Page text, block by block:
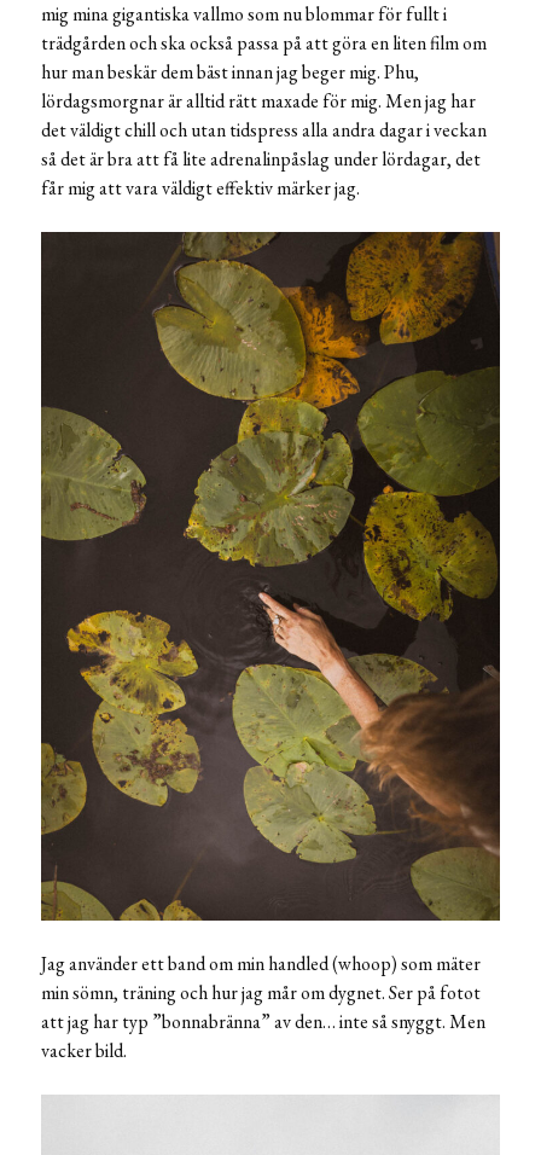
mig mina gigantiska vallmo som nu blommar för fullt i
trädgården och ska också passa på att göra en liten film om
hur man beskär dem bäst innan jag beger mig. Phu,
lördagsmorgnar är alltid rätt maxade för mig. Men jag har
det väldigt chill och utan tidspress alla andra dagar i veckan
så det är bra att få lite adrenalinpåslag under lördagar, det
får mig att vara väldigt effektiv märker jag.
Jag använder ett band om min handled (whoop) som mäter
min sömn, träning och hur jag mår om dygnet. Ser på fotot
att jag har typ ”bonnabränna” av den… inte så snyggt. Men
vacker bild.